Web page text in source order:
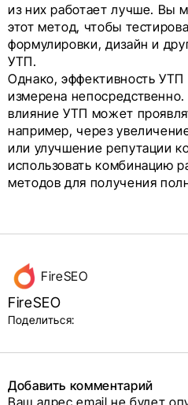
из них работает лучше. Вы
этот метод, чтобы
формулировки, дизайн и
УТП.
Однако, эффективность
измерена
влияние УТП может
например, через
или улучшение репутации
использовать комбинацию
методов для получения
Данные
об авторе
и блок
поделиться
в соцсетях
FireSEO
FireSEO
Поделиться:
Добавить комментарий